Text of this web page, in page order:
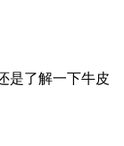
是了解一下牛皮